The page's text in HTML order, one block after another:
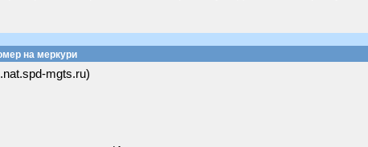
на меркури
mgts.ru)